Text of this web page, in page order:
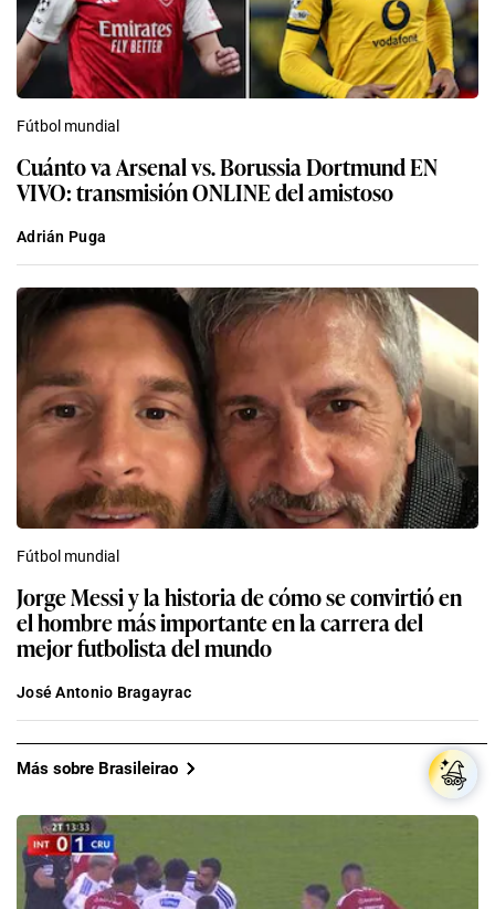
Fútbol mundial
Cuánto va Arsenal vs. Borussia Dortmund EN
VIVO: transmisión ONLINE del amistoso
Adrián Puga
Fútbol mundial
Jorge Messi y la historia de cómo se convirtió en
el hombre más importante en la carrera del
mejor futbolista del mundo
José Antonio Bragayrac
Más sobre Brasileirao